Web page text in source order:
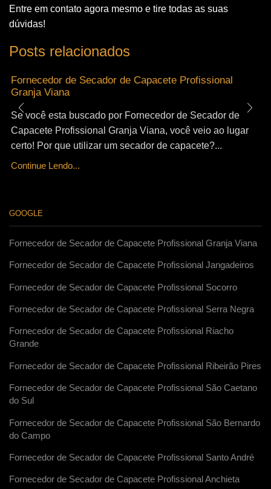
Entre em contato agora mesmo e tire todas as suas
dúvidas!
Posts relacionados
Fornecedor de Secador de Capacete Profissional
Granja Viana
Se você esta buscado por Fornecedor de Secador de
Capacete Profissional Granja Viana, você veio ao lugar
certo! Por que utilizar um secador de capacete?...
Continue Lendo...
GOOGLE
Fornecedor de Secador de Capacete Profissional Granja Viana
Fornecedor de Secador de Capacete Profissional Jangadeiros
Fornecedor de Secador de Capacete Profissional Socorro
Fornecedor de Secador de Capacete Profissional Serra Negra
Fornecedor de Secador de Capacete Profissional Riacho
Grande
Fornecedor de Secador de Capacete Profissional Ribeirão Pires
Fornecedor de Secador de Capacete Profissional São Caetano
do Sul
Fornecedor de Secador de Capacete Profissional São Bernardo
do Campo
Fornecedor de Secador de Capacete Profissional Santo André
Fornecedor de Secador de Capacete Profissional Anchieta